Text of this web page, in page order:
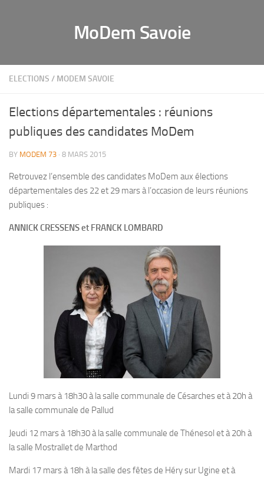
MoDem Savoie
ELECTIONS / MODEM SAVOIE
Elections départementales : réunions
publiques des candidates MoDem
BY MODEM 73 · 8 MARS 2015
Retrouvez l’ensemble des candidates MoDem aux élections
départementales des 22 et 29 mars à l’occasion de leurs réunions
publiques :
ANNICK CRESSENS et FRANCK LOMBARD
Lundi 9 mars à 18h30 à la salle communale de Césarches et à 20h à
la salle communale de Pallud
Jeudi 12 mars à 18h30 à la salle communale de Thénesol et à 20h à
la salle Mostrallet de Marthod
Mardi 17 mars à 18h à la salle des fêtes de Héry sur Ugine et à